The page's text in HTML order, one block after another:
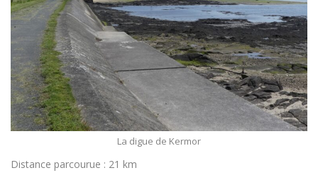
La digue de Kermor
Distance parcourue : 21 km